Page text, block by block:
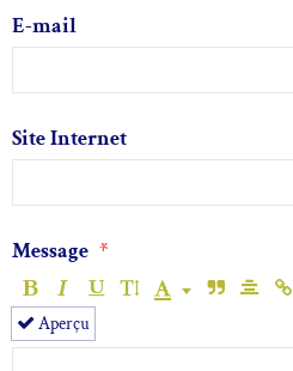
E-mail
Site Internet
Message
Aperçu